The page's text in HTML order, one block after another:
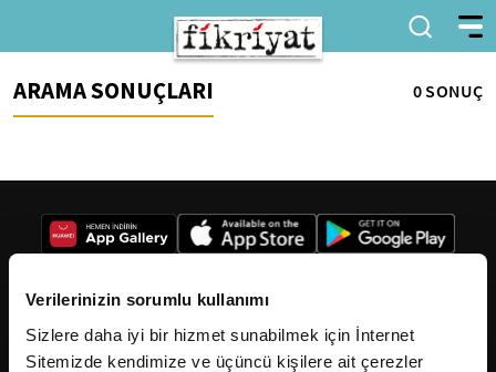
Verilerinizin sorumlu kullanımı
Sizlere daha iyi bir hizmet sunabilmek için İnternet
Sitemizde kendimize ve üçüncü kişilere ait çerezler
ARAMA SONUÇLARI 0 SONUÇ
2026Fikriyat. Tüm hakları saklıdır.